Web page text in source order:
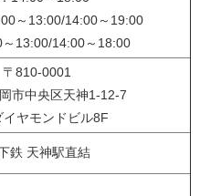
～13:00/14:00～19:00
～13:00/14:00～18:00
〒810-0001
市中央区天神1-12-7
イヤモンドビル8F
鉄 天神駅直結